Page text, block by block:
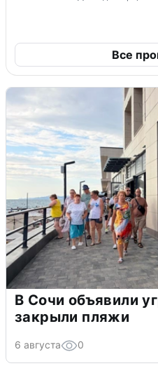
Все
В Сочи объявили
закрыли пляжи
6 августа 0